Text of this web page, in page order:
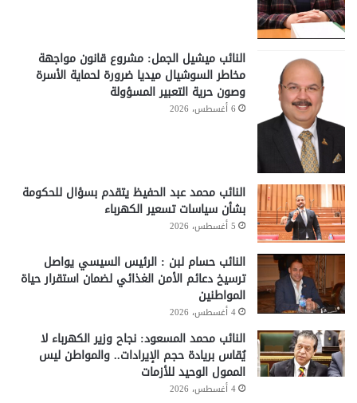
النائب ميشيل الجمل: مشروع قانون مواجهة
مخاطر السوشيال ميديا ضرورة لحماية الأسرة
وصون حرية التعبير المسؤولة
6 أغسطس، 2026
النائب محمد عبد الحفيظ يتقدم بسؤال للحكومة
بشأن سياسات تسعير الكهرباء
5 أغسطس، 2026
النائب حسام لبن : الرئيس السيسي يواصل
ترسيخ دعائم الأمن الغذائي لضمان استقرار حياة
المواطنين
4 أغسطس، 2026
النائب محمد المسعود: نجاح وزير الكهرباء لا
يُقاس بريادة حجم الإيرادات.. والمواطن ليس
الممول الوحيد للأزمات
4 أغسطس، 2026